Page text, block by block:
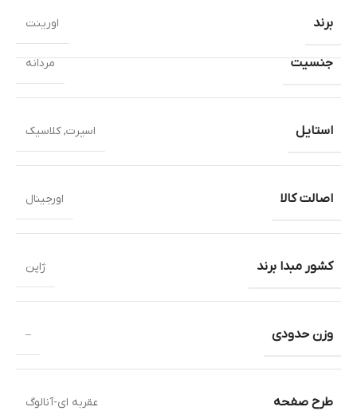
جنسیت مردانه
استایل اسپرت,کلاسیک
اصالت کالا اورجینال
کشور مبدا برند ژاپن
وزن حدودی –
طرح صفحه عقربه ای-آنالوگ
برند اورینت